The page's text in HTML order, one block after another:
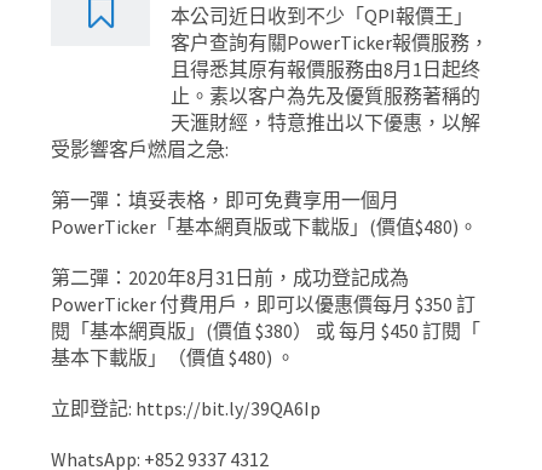
本公司近日收到不少「QPI報價王」
客户查詢有關PowerTicker報價服務，
且得悉其原有報價服務由8月1日起终
止。素以客户為先及優質服務著稱的
天滙財經，特意推出以下優惠，以解
受影響客戶燃眉之急:
第一彈：填妥表格，即可免費享用一個月
PowerTicker「基本網頁版或下載版」(價值$480)。
第二彈：2020年8月31日前，成功登記成為
PowerTicker 付費用戶，即可以優惠價每月 $350 訂
閱「基本網頁版」(價值 $380） 或 每月 $450 訂閱「
基本下載版」（價值 $480) 。
立即登記: https://bit.ly/39QA6Ip
WhatsApp: +852 9337 4312